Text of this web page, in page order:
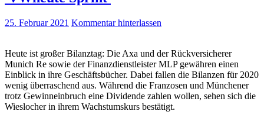
25. Februar 2021 Kommentar hinterlassen
Heute ist großer Bilanztag: Die Axa und der Rückversicherer
Munich Re sowie der Finanzdienstleister MLP gewähren einen
Einblick in ihre Geschäftsbücher. Dabei fallen die Bilanzen für 2020
wenig überraschend aus. Während die Franzosen und Münchener
trotz Gewinneinbruch eine Dividende zahlen wollen, sehen sich die
Wieslocher in ihrem Wachstumskurs bestätigt.